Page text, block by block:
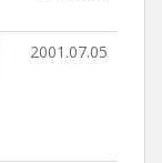
2001.07.05